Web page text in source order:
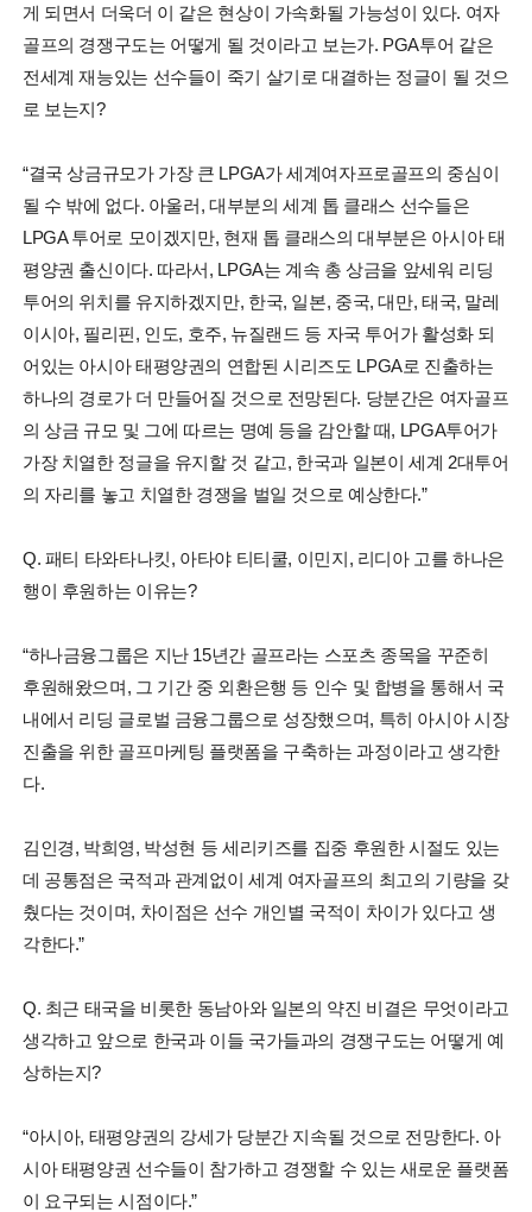
게 되면서 더욱더 이 같은 현상이 가속화될 가능성이 있다. 여자
골프의 경쟁구도는 어떻게 될 것이라고 보는가. PGA투어 같은
전세계 재능있는 선수들이 죽기 살기로 대결하는 정글이 될 것으
로 보는지?
“결국 상금규모가 가장 큰 LPGA가 세계여자프로골프의 중심이
될 수 밖에 없다. 아울러, 대부분의 세계 톱 클래스 선수들은
LPGA 투어로 모이겠지만, 현재 톱 클래스의 대부분은 아시아 태
평양권 출신이다. 따라서, LPGA는 계속 총 상금을 앞세워 리딩
투어의 위치를 유지하겠지만, 한국, 일본, 중국, 대만, 태국, 말레
이시아, 필리핀, 인도, 호주, 뉴질랜드 등 자국 투어가 활성화 되
어있는 아시아 태평양권의 연합된 시리즈도 LPGA로 진출하는
하나의 경로가 더 만들어질 것으로 전망된다. 당분간은 여자골프
의 상금 규모 및 그에 따르는 명예 등을 감안할 때, LPGA투어가
가장 치열한 정글을 유지할 것 같고, 한국과 일본이 세계 2대투어
의 자리를 놓고 치열한 경쟁을 벌일 것으로 예상한다.”
Q. 패티 타와타나킷, 아타야 티티쿨, 이민지, 리디아 고를 하나은
행이 후원하는 이유는?
“하나금융그룹은 지난 15년간 골프라는 스포츠 종목을 꾸준히
후원해왔으며, 그 기간 중 외환은행 등 인수 및 합병을 통해서 국
내에서 리딩 글로벌 금융그룹으로 성장했으며, 특히 아시아 시장
진출을 위한 골프마케팅 플랫폼을 구축하는 과정이라고 생각한
다.
김인경, 박희영, 박성현 등 세리키즈를 집중 후원한 시절도 있는
데 공통점은 국적과 관계없이 세계 여자골프의 최고의 기량을 갖
췄다는 것이며, 차이점은 선수 개인별 국적이 차이가 있다고 생
각한다.”
Q. 최근 태국을 비롯한 동남아와 일본의 약진 비결은 무엇이라고
생각하고 앞으로 한국과 이들 국가들과의 경쟁구도는 어떻게 예
상하는지?
“아시아, 태평양권의 강세가 당분간 지속될 것으로 전망한다. 아
시아 태평양권 선수들이 참가하고 경쟁할 수 있는 새로운 플랫폼
이 요구되는 시점이다.”